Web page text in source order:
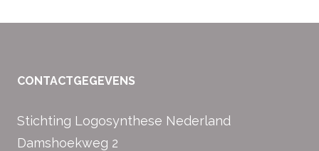
CONTACTGEGEVENS
Stichting Logosynthese Nederland
Damshoekweg 2